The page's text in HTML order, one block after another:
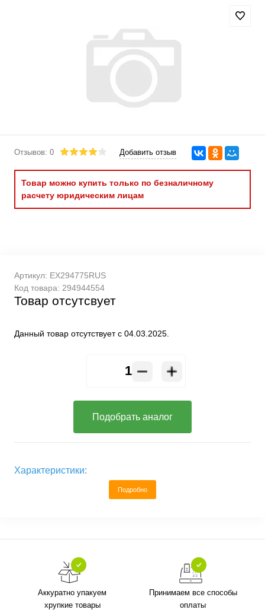
Отзывов: 0 Добавить отзыв
Товар можно купить только по безналичному
расчету юридическим лицам
Артикул: EX294775RUS
Код товара: 294944554
Товар отсутсвует
Данный товар отсутствует с 04.03.2025.
Подобрать аналог
Характеристики:
Подробно
Аккуратно упакуем
хрупкие товары
Принимаем все способы
оплаты